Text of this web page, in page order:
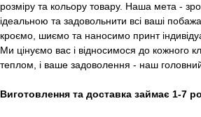
розміру та кольору товару. Наша мета -
ідеальною та задовольнити всі ваші
кроємо, шиємо та наносимо принт
Ми цінуємо вас і відносимося до кожного
теплом, і ваше задоволення - наш головний
Виготовлення та доставка займає 1-7